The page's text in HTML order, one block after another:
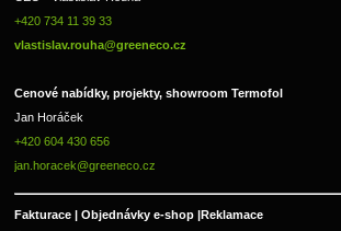
+420 734 11 39 33
vlastislav.rouha@greeneco.cz
Cenové nabídky, projekty, showroom Termofol
Jan Horáček
+420 604 430 656
jan.horacek@greeneco.cz
Fakturace | Objednávky e-shop |Reklamace